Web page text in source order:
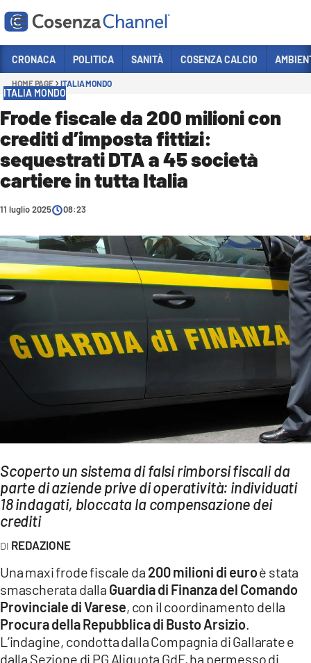
Sezioni
CRONACA
POLITICA
COSENZA CALCIO
ECONOMIA E LAVORO
ITALIA MONDO
SANITÀ
SPORT
CULTURA
Streaming
LAC NETWORK
Network
LACPLAY.IT
LACTV.IT
LACONAIR.IT
LACITYMAG.IT
ILREGGINO.IT
COSENZACHANNEL.IT
ILVIBONESE.IT
CRONACA POLITICA SANITÀ COSENZA CALCIO
HOME PAGE ITALIA MONDO
ITALIA MONDO
Frode fiscale da 200 milioni con
crediti d’imposta fittizi:
sequestrati DTA a 45 società
cartiere in tutta Italia
11 luglio 2025 08:23
Scoperto un sistema di falsi rimborsi fiscali da
parte di aziende prive di operatività: individuati
18 indagati, bloccata la compensazione dei
crediti
REDAZIONE
Una maxi frode fiscale da 200 milioni di euroè stata
smascherata dalla Guardia di Finanza del Comando
Provinciale di Varese, con il coordinamento della
Procura della Repubblica di Busto Arsizio
L’indagine, condotta dalla Compagnia di Gallarate e
dalla Sezione di PG Aliquota GdF, ha permesso di